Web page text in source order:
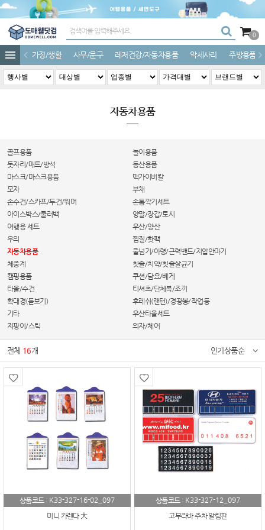
0
가정/생활 사무/문구 레저건강/자동차용품 악세사리 주방용품
자동차용품
골프용품
놀이용품
돗자리/매트/방석
등산용품
마스크/마스크용품
맥가이버칼
모자
부채
손수건/스카프/두건/워머
손톱깍기세트
아이스박스/쿨러백
양말/장갑/토시
여행용 세트
우산/양산
우의
찜질/핫팩
자동차용품
줄넘기/아령/근력밴드/지압안마기
체중계
칫솔/치약/칫솔살균기
캠핑용품
쿠션/담요/베게
타올/수건
티셔츠/단체복/조끼
확대경(돋보기)
후레쉬(랜턴)/경광봉/작업등
기타
우산타올세트
지팡이/스틱
의자/체어
전체 16개 인기상품순
상품코드 : K33-327-16-02_097
미니 카렌다 大
상품코드 : K33-327-12_097
고무라바 주차 알림판